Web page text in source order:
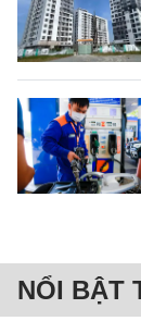
NỔI BẬT